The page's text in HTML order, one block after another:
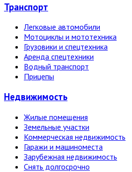
Транспорт
Легковые автомобили
Мотоциклы и мототехника
Грузовики и спецтехника
Аренда спецтехники
Водный транспорт
Прицепы
Недвижи­мость
Жилые помещения
Земельные участки
Коммерческая недвижимость
Гаражи и машиноместа
Зарубежная недвижимость
Снять долгосрочно